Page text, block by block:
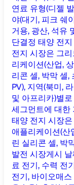
연료 유형(디젤
야(대기, 피크 쉐
거용, 광산, 석유
단결정 태양 전
전지 시장은 그
리케이션(산업,
리콘 셀, 박막 셀,
PV), 지역(북미,
및 아프리카)별
세그먼트에 대한
태양 전지 시장
애플리케이션(산
린 실리콘 셀, 박
발전 시장게시
료 전기, 수력 전
전기, 바이오매